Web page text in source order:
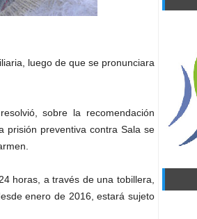
luego de que se pronunciara
sobre la recomendación
prisión preventiva contra Sala se
horas, a través de una tobillera,
enero de 2016, estará sujeto